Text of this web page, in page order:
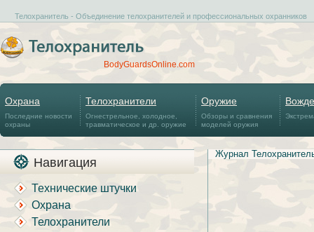
Телохранитель - Объединение телохранителей и профессиональных охранников
BodyGuardsOnline.com
Охрана
Последние новости
охраны
Телохранители
Огнестрельное, холодное,
травматическое и др. оружие
Оружие
Обзоры и сравнения
моделей оружия
Навигация
Технические штучки
Охрана
Телохранители
Журнал